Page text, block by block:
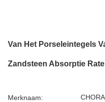
Van Het Porseleintegels
Zandsteen Absorptie
Merknaam: CHORA